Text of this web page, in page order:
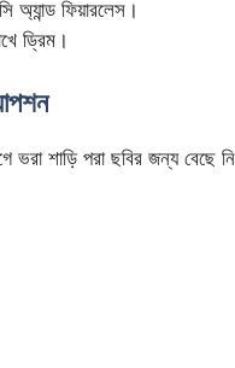
ফিয়ারলেস।
ড্রিম।
শাড়ি পরা ছবির জন্য বেছে